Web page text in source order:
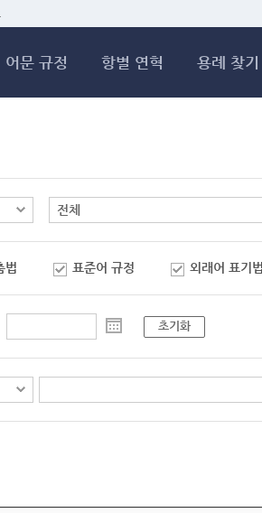
어문 규정 항별 연혁 용례 찾기
법 표준어 규정 외래어 표기법
초기화